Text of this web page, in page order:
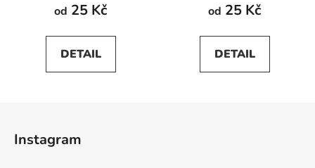
od 25 Kč
DETAIL
od 25 Kč
DETAIL
Instagram